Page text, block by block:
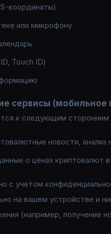
координаты)
или микрофону
Touch ID)
сервисы (мобильное
к следующим сторонним
новости,
о ценах
с учетом
на вашем устройстве и
(например, получение